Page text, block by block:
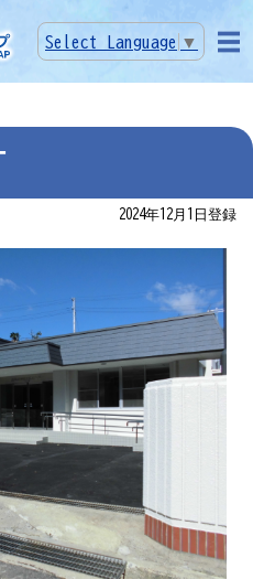
Select Language ▼
2024年12月1日登録